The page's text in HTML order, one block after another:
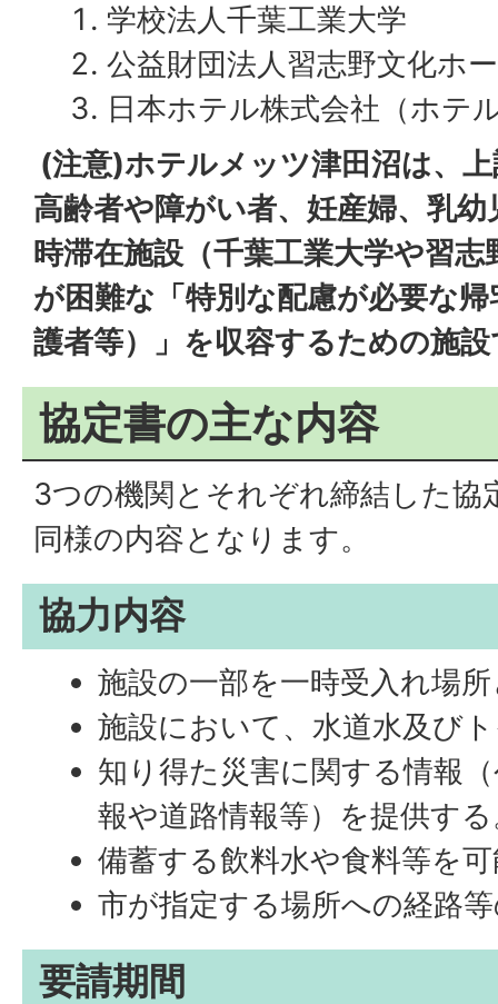
学校法人千葉工業大学
公益財団法人習志野文化ホ
日本ホテル株式会社（ホテ
(注意)ホテルメッツ津田沼は、
高齢者や障がい者、妊産婦、乳
時滞在施設（千葉工業大学や習
が困難な「特別な配慮が必要な
護者等）」を収容するための施
協定書の主な内容
3つの機関とそれぞれ締結した協
同様の内容となります。
協力内容
施設の一部を一時受入れ場
施設において、水道水及び
知り得た災害に関する情報
報や道路情報等）を提供す
備蓄する飲料水や食料等を
市が指定する場所への経路
要請期間